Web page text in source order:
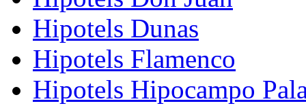
Hipotels Dunas
Hipotels Flamenco
Hipotels Hipocampo